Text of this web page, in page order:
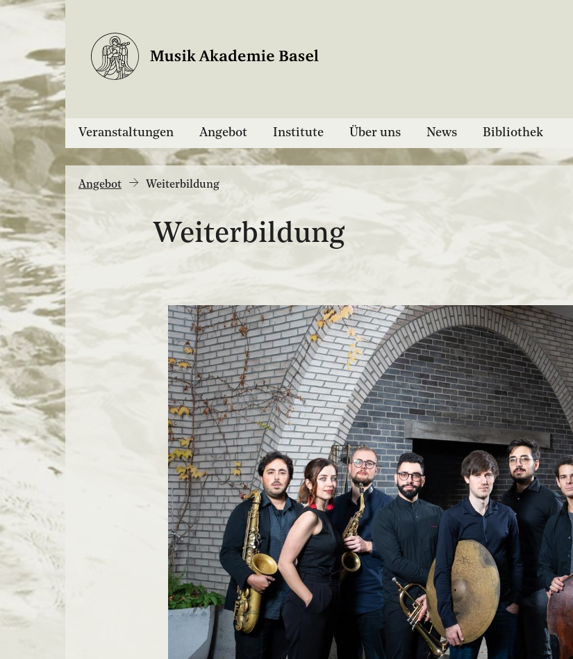
Veranstaltungen Angebot Institute Über uns News Bibliothek
Angebot Weiterbildung
Weiterbildung